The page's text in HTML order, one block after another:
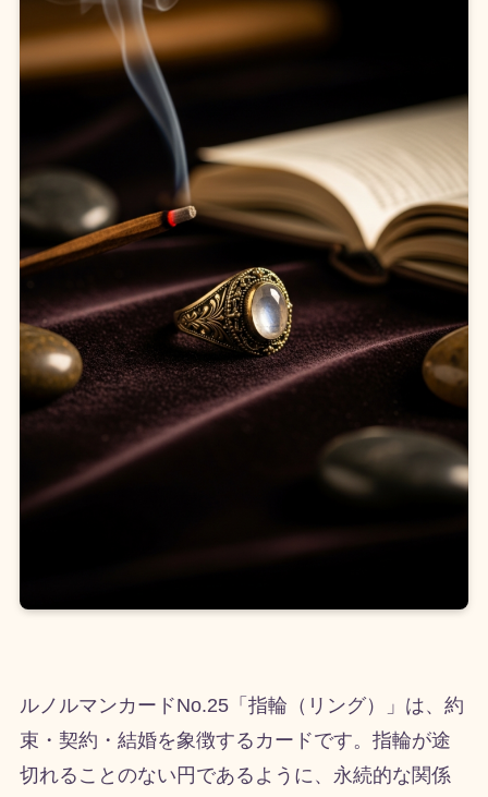
ルノルマンカードNo.25「指輪（リング）」は、約
束・契約・結婚を象徴するカードです。指輪が途
切れることのない円であるように、永続的な関係